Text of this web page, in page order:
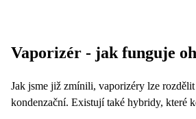
Vaporizér - jak funguje
Jak jsme již zmínili, vaporizéry lze
kondenzační. Existují také hybridy, které